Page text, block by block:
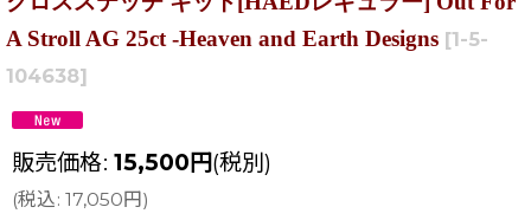
A Stroll AG 25ct -Heaven and Earth Designs [1-5-
104638]
販売価格: 15,500 円(税別)
(税込: 17,050円 )